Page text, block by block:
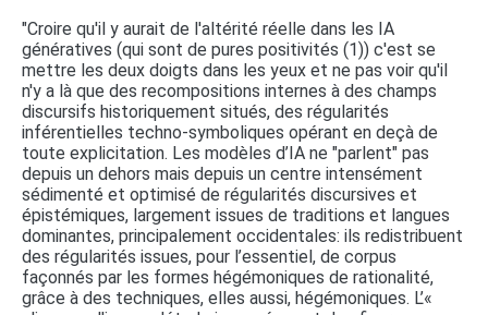
"Croire qu'il y aurait de l'altérité réelle dans les IA
génératives (qui sont de pures positivités (1)) c'est se
mettre les deux doigts dans les yeux et ne pas voir qu'il
n'y a là que des recompositions internes à des champs
discursifs historiquement situés, des régularités
inférentielles techno-symboliques opérant en deçà de
toute explicitation. Les modèles d’IA ne "parlent" pas
depuis un dehors mais depuis un centre intensément
sédimenté et optimisé de régularités discursives et
épistémiques, largement issues de traditions et langues
dominantes, principalement occidentales: ils redistribuent
des régularités issues, pour l’essentiel, de corpus
façonnés par les formes hégémoniques de rationalité,
grâce à des techniques, elles aussi, hégémoniques. L’«